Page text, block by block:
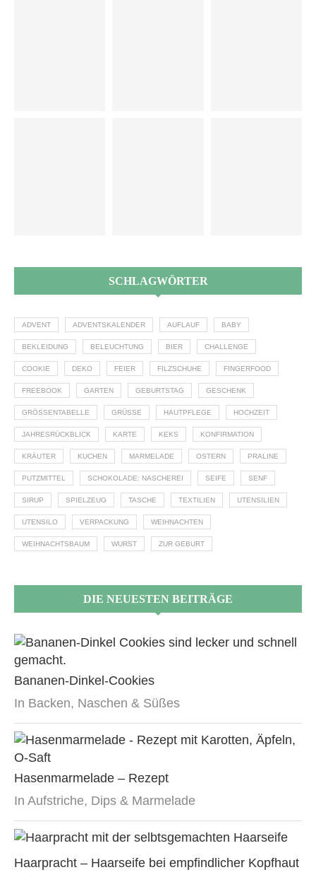
SCHLAGWÖRTER
ADVENT ADVENTSKALENDER AUFLAUF BABY
BEKLEIDUNG BELEUCHTUNG BIER CHALLENGE
COOKIE DEKO FEIER FILZSCHUHE FINGERFOOD
FREEBOOK GARTEN GEBURTSTAG GESCHENK
GRÖSSENTABELLE GRÜSSE HAUTPFLEGE HOCHZEIT
JAHRESRÜCKBLICK KARTE KEKS KONFIRMATION
KRÄUTER KUCHEN MARMELADE OSTERN PRALINE
PUTZMITTEL SCHOKOLADE; NASCHEREI SEIFE SENF
SIRUP SPIELZEUG TASCHE TEXTILIEN UTENSILIEN
UTENSILO VERPACKUNG WEIHNACHTEN
WEIHNACHTSBAUM WURST ZUR GEBURT
DIE NEUESTEN BEITRÄGE
Bananen-Dinkel-Cookies
In Backen, Naschen & Süßes
Hasenmarmelade – Rezept
In Aufstriche, Dips & Marmelade
Haarpracht – Haarseife bei empfindlicher Kopfhaut